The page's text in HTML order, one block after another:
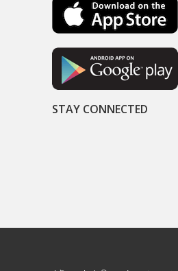
STAY CONNECTED